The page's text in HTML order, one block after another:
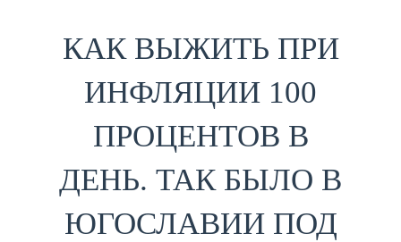
КАК ВЫЖИТЬ ПРИ
ИНФЛЯЦИИ 100
ПРОЦЕНТОВ В
ДЕНЬ. ТАК БЫЛО В
ЮГОСЛАВИИ ПОД